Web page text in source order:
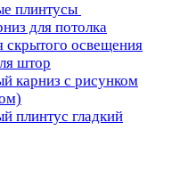
плинтусы
для потолка
скрытого освещения
штор
карниз с рисунком
плинтус гладкий